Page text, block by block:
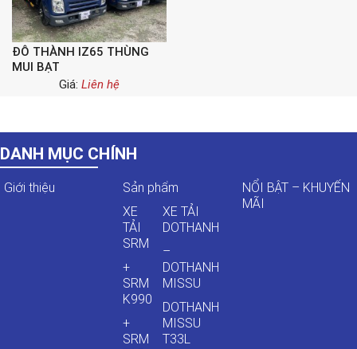
ĐÔ THÀNH IZ65 THÙNG
MUI BẠT
Giá: Liên hệ
DANH MỤC CHÍNH
Giới thiệu
Sản phẩm
XE
TẢI
SRM
+
SRM
K990
+
SRM
XE TẢI
DOTHANH
–
DOTHANH
MISSU
DOTHANH
MISSU
T33L
NỔI BẬT – KHUYẾN
MÃI